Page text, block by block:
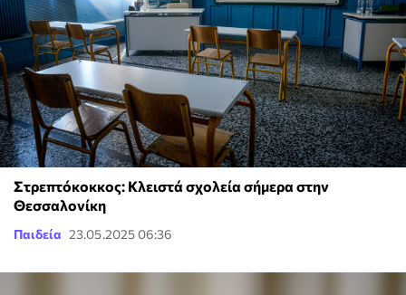
Στρεπτόκοκκος: Κλειστά σχολεία σήμερα στην
Θεσσαλονίκη
Παιδεία 23.05.2025 06:36